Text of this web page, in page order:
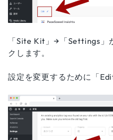
「Site Kit」→「Settings」
クします。
設定を変更するために「